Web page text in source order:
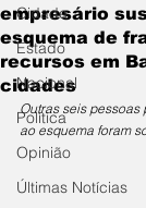
Cidade
Estado
Nacional
Política
Opinião
Últimas Notícias
empresário
esquema de
recursos em
cidades
Outras seis pessoas
ao esquema foram